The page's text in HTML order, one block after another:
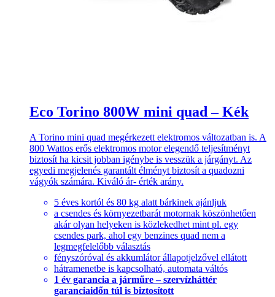
Eco Torino 800W mini quad – Kék
A Torino mini quad megérkezett elektromos változatban is. A
800 Wattos erős elektromos motor elegendő teljesítményt
biztosít ha kicsit jobban igénybe is vesszük a járgányt. Az
egyedi megjelenés garantált élményt biztosít a quadozni
vágyók számára. Kiváló ár- érték arány.
5 éves kortól és 80 kg alatt bárkinek ajánljuk
a csendes és környezetbarát motornak köszönhetően
akár olyan helyeken is közlekedhet mint pl. egy
csendes park, ahol egy benzines quad nem a
legmegfelelőbb választás
fényszóróval és akkumlátor állapotjelzővel ellátott
hátramenetbe is kapcsolható, automata váltós
1 év garancia a járműre – szervízháttér
garanciaidőn túl is biztosított